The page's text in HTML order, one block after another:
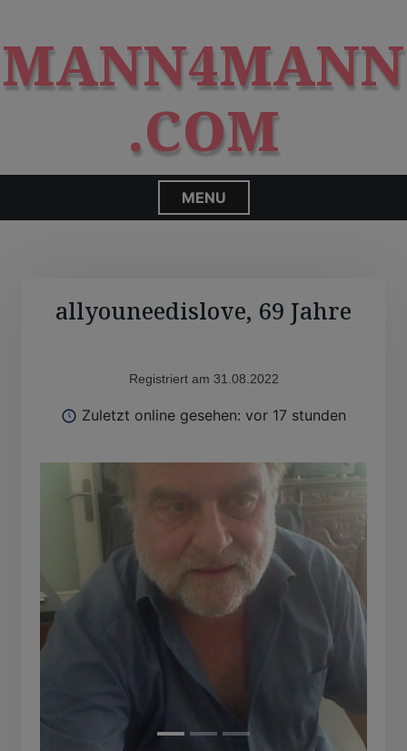
i
p
o
c
n
t
MANN4MANN
.COM
MENU
allyouneedislove, 69 Jahre
Registriert am 31.08.2022
Zuletzt online gesehen: vor 17 stunden